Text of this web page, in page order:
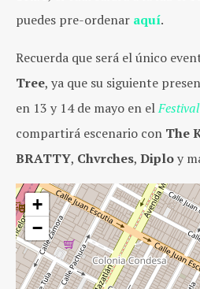
puedes pre-ordenar aquí.
Recuerda que será el único
Tree, ya que su siguiente
en 13 y 14 de mayo en el
compartirá escenario con The
BRATTY, Chvrches, Diploy
+
−